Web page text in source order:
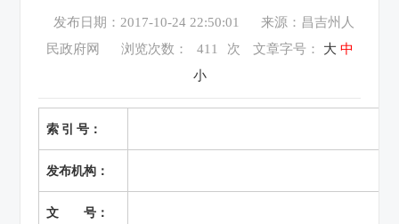
发布日期：2017-10-24 22:50:01
来源：昌吉州人
民政府网
浏览次数： 411 次 文章字号： 大 中
小
索 引 号：
发布机构：
文 号：